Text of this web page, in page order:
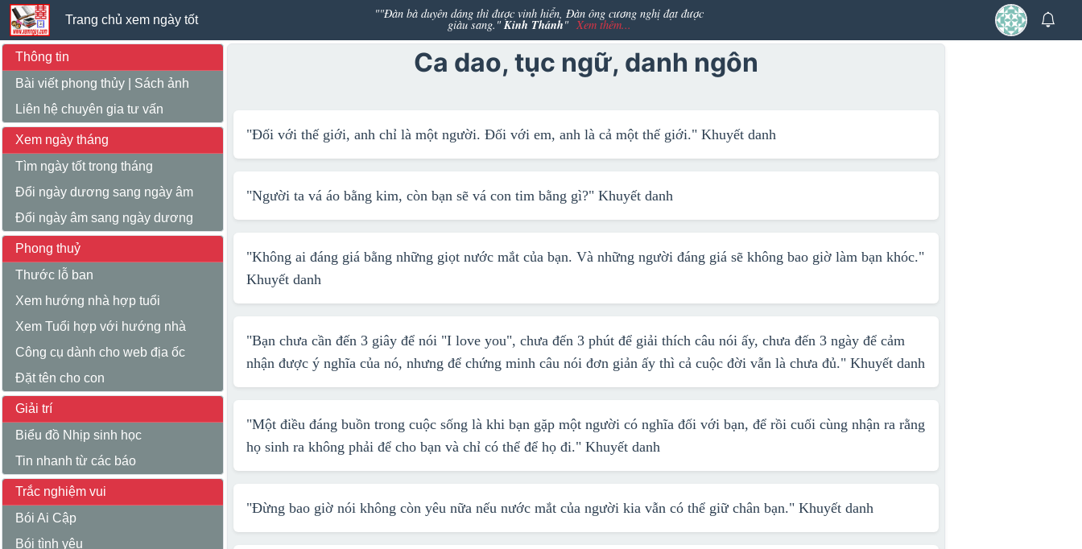
Trang chủ xem ngày tốt ""Đàn bà duyên dáng thì được vinh hiển, Đàn ông cương nghị đạt được
giàu sang."Kinh Thánh" Xem thêm...
Thông tin
Bài viết phong thủy
Sách ảnh
Liên hệ chuyên gia tư vấn
Xem ngày tháng
Tìm ngày tốt trong tháng
Đổi ngày dương sang ngày âm
Đổi ngày âm sang ngày dương
Phong thuỷ
Thước lỗ ban
Xem hướng nhà hợp tuổi
Xem Tuổi hợp với hướng nhà
Công cụ dành cho web địa ốc
Đặt tên cho con
Giải trí
Biểu đồ Nhịp sinh học
Tin nhanh từ các báo
Trắc nghiệm vui
Bói Ai Cập
Bói tình yêu
Ca dao, tục ngữ, danh ngôn
"Đối với thế giới, anh chỉ là một người. Đối với em, anh là cả một thế giới." Khuyết danh
"Người ta vá áo bằng kim, còn bạn sẽ vá con tim bằng gì?" Khuyết danh
"Không ai đáng giá bằng những giọt nước mắt của bạn. Và những người đáng giá sẽ không bao giờ làm bạn khóc."
Khuyết danh
"Bạn chưa cần đến 3 giây để nói "I love you", chưa đến 3 phút để giải thích câu nói ấy, chưa đến 3 ngày để cảm
nhận được ý nghĩa của nó, nhưng để chứng minh câu nói đơn giản ấy thì cả cuộc đời vẫn là chưa đủ." Khuyết danh
"Một điều đáng buồn trong cuộc sống là khi bạn gặp một người có nghĩa đối với bạn, để rồi cuối cùng nhận ra rằng
họ sinh ra không phải để cho bạn và chỉ có thể để họ đi." Khuyết danh
"Đừng bao giờ nói không còn yêu nữa nếu nước mắt của người kia vẫn có thể giữ chân bạn." Khuyết danh